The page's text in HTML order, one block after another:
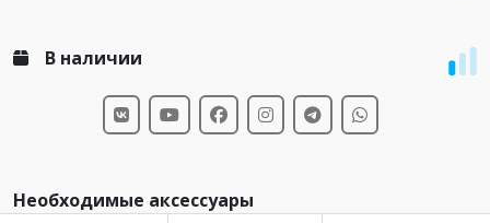
В наличии
Необходимые аксессуары